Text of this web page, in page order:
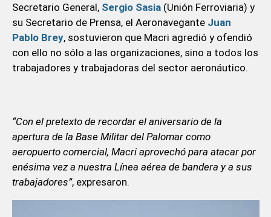
Secretario General, Sergio Sasia (Unión Ferroviaria) y
su Secretario de Prensa, el Aeronavegante Juan
Pablo Brey, sostuvieron que Macri agredió y ofendió
con ello no sólo a las organizaciones, sino a todos los
trabajadores y trabajadoras del sector aeronáutico.
“Con el pretexto de recordar el aniversario de la
apertura de la Base Militar del Palomar como
aeropuerto comercial, Macri aprovechó para atacar por
enésima vez a nuestra Línea aérea de bandera y a sus
trabajadores”, expresaron.